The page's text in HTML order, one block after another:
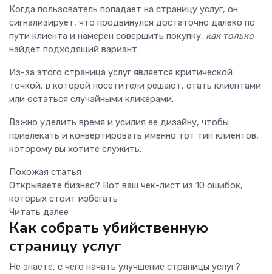
Когда пользователь попадает на страницу услуг, он
сигнализирует, что продвинулся достаточно далеко по
пути клиента и намерен совершить покупку, как только
найдет подходящий вариант.
Из-за этого страница услуг является критической
точкой, в которой посетители решают, стать клиентами
или остаться случайными кликерами.
Важно уделить время и усилия ее дизайну, чтобы
привлекать и конвертировать именно тот тип клиентов,
которому вы хотите служить.
Похожая статья
Открываете бизнес? Вот ваш чек-лист из 10 ошибок,
которых стоит избегать
Читать далее
Как собрать убийственную
страницу услуг
Не знаете, с чего начать улучшение страницы услуг?